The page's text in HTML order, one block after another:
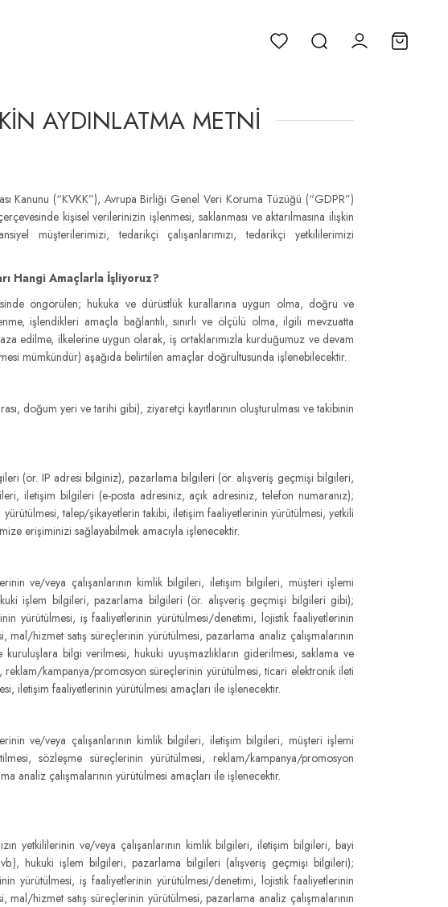
AYDINLATMA METNI
Kanunu (“KVKK”), Avrupa Birliği Genel Veri Koruma Tüzüğü (“GDPR”)
kişisel verilerinizin işlenmesi, saklanması ve aktarılmasına ilişkin
müşterilerimizi, tedarikçi çalışanlarımızı, tedarikçi yetkililerimizi
Hangi Amaçlarla İşliyoruz?
öngörülen; hukuka ve dürüstlük kurallarına uygun olma, doğru ve
işlendikleri amaçla bağlantılı, sınırlı ve ölçülü olma, ilgili mevzuatta
edilme, ilkelerine uygun olarak, iş ortaklarımızla kurduğumuz ve devam
mümkündür) aşağıda belirtilen amaçlar doğrultusunda işlenebilecektir.
doğum yeri ve tarihi gibi), ziyaretçi kayıtlarının oluşturulması ve takibinin
(ör. IP adresi bilginiz), pazarlama bilgileri (ör. alışveriş geçmişi bilgileri,
iletişim bilgileri (e-posta adresiniz, açık adresiniz, telefon numaranız);
talep/şikayetlerin takibi, iletişim faaliyetlerinin yürütülmesi, yetkili
erişiminizi sağlayabilmek amacıyla işlenecektir.
ve/veya çalışanlarının kimlik bilgileri, iletişim bilgileri, müşteri işlemi
işlem bilgileri, pazarlama bilgileri (ör. alışveriş geçmişi bilgileri gibi);
yürütülmesi, iş faaliyetlerinin yürütülmesi/denetimi, lojistik faaliyetlerinin
hizmet satış süreçlerinin yürütülmesi, pazarlama analiz çalışmalarının
bilgi verilmesi, hukuki uyuşmazlıkların giderilmesi, saklama ve
kampanya/promosyon süreçlerinin yürütülmesi, ticari elektronik ileti
iletişim faaliyetlerinin yürütülmesi amaçları ile işlenecektir.
ve/veya çalışanlarının kimlik bilgileri, iletişim bilgileri, müşteri işlemi
sözleşme süreçlerinin yürütülmesi, reklam/kampanya/promosyon
çalışmalarının yürütülmesi amaçları ile işlenecektir.
yetkililerinin ve/veya çalışanlarının kimlik bilgileri, iletişim bilgileri, bayi
hukuki işlem bilgileri, pazarlama bilgileri (alışveriş geçmişi bilgileri);
yürütülmesi, iş faaliyetlerinin yürütülmesi/denetimi, lojistik faaliyetlerinin
hizmet satış süreçlerinin yürütülmesi, pazarlama analiz çalışmalarının